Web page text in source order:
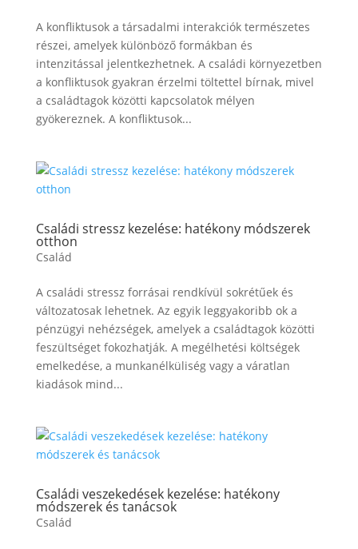
A konfliktusok a társadalmi interakciók természetes
részei, amelyek különböző formákban és
intenzitással jelentkezhetnek. A családi környezetben
a konfliktusok gyakran érzelmi töltettel bírnak, mivel
a családtagok közötti kapcsolatok mélyen
gyökereznek. A konfliktusok...
Családi stressz kezelése: hatékony módszerek
otthon
Család
A családi stressz forrásai rendkívül sokrétűek és
változatosak lehetnek. Az egyik leggyakoribb ok a
pénzügyi nehézségek, amelyek a családtagok közötti
feszültséget fokozhatják. A megélhetési költségek
emelkedése, a munkanélküliség vagy a váratlan
kiadások mind...
Családi veszekedések kezelése: hatékony
módszerek és tanácsok
Család